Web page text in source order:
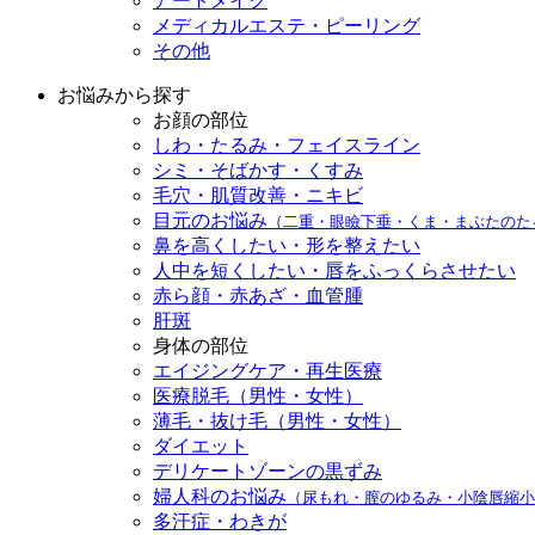
メディカルエステ・ピーリング
その他
お悩みから探す
お顔の部位
しわ・たるみ・フェイスライン
シミ・そばかす・くすみ
毛穴・肌質改善・ニキビ
目元のお悩み （二重・眼瞼下垂・くま・まぶたのた
鼻を高くしたい・形を整えたい
人中を短くしたい・唇をふっくらさせたい
赤ら顔・赤あざ・血管腫
肝斑
身体の部位
エイジングケア・再生医療
医療脱毛（男性・女性）
薄毛・抜け毛（男性・女性）
ダイエット
デリケートゾーンの黒ずみ
婦人科のお悩み （尿もれ・膣のゆるみ・小陰唇縮小
多汗症・わきが